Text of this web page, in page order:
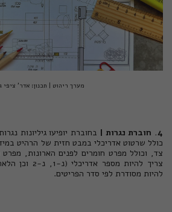
מערך ריהוט | תכנון: אדר' ציפי
4. חוברת נגרות |
בחוברת יופיעו גיליונות
כולל שרטוט אדריכלי במבט חזית של הרהיט
צד, וכולל מפרט חומרים לפנים הארונות, מפרט
צריך להיות
להיות מסודרת לפי סדר הפריטים.